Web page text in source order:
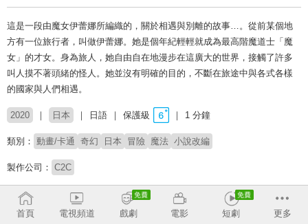
這是一段由魔女伊蕾娜所編織的，關於相遇與別離的故事…。從前某個地
方有一位旅行者，叫做伊蕾娜。她是個年紀輕輕就成為最高階魔道士「魔
女」的才女。身為旅人，她自由自在地漫步在這廣大的世界，接觸了許多
叫人摸不著頭緒的怪人。她並沒有明確的目的，不斷在旅途中與各式各樣
的國家與人們相遇。
2020 日本 日語 保護級 1 分鐘
類別： 動畫/卡通 奇幻 日本 冒險 魔法 小說改編
製作公司： C2C
導演： 窪岡俊之
配音： 本渡楓 花澤香菜 黑澤朋世 日笠陽子
首頁 電視頻道 戲劇 電影 短劇 更多